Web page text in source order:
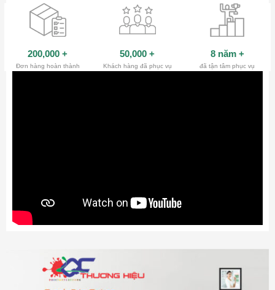
200,000 +
Đơn hàng hoàn thành
50,000 +
Khách hàng đã phục vụ
8 năm +
đã tận tâm phục vụ